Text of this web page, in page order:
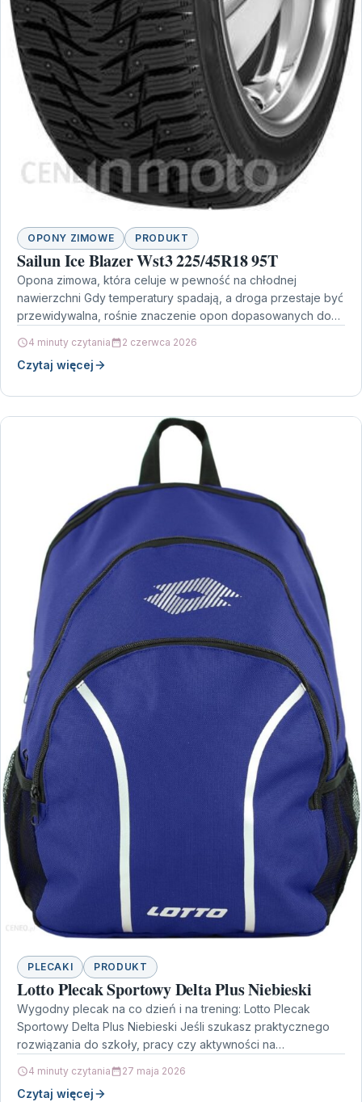
OPONY ZIMOWE PRODUKT
Sailun Ice Blazer Wst3 225/45R18 95T
Opona zimowa, która celuje w pewność na chłodnej
nawierzchni Gdy temperatury spadają, a droga przestaje być
przewidywalna, rośnie znaczenie opon dopasowanych do
4 minuty czytania 2 czerwca 2026
Czytaj więcej
PLECAKI PRODUKT
Lotto Plecak Sportowy Delta Plus Niebieski
Wygodny plecak na co dzień i na trening: Lotto Plecak
Sportowy Delta Plus Niebieski Jeśli szukasz praktycznego
rozwiązania do szkoły, pracy czy aktywności na…
4 minuty czytania 27 maja 2026
Czytaj więcej